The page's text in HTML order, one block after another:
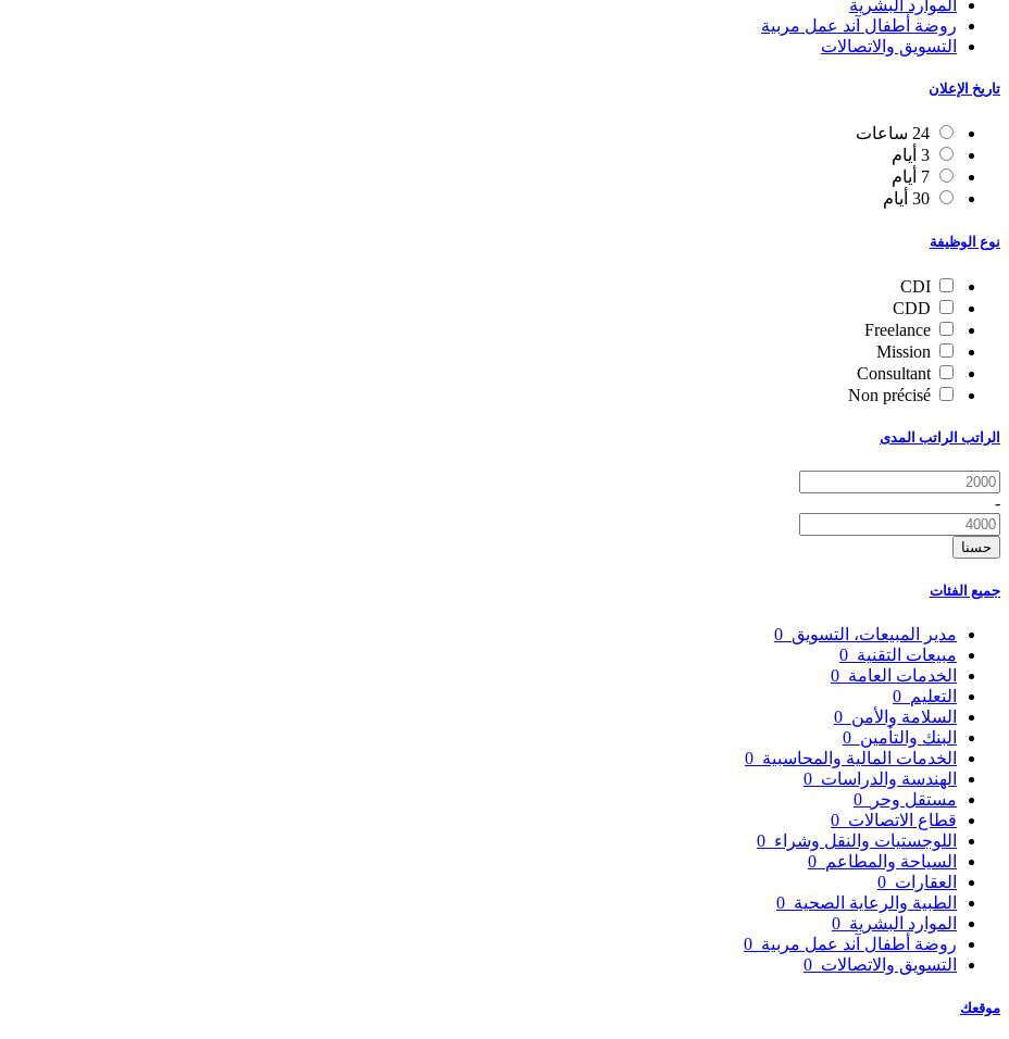
الموارد البشرية
روضة أطفال آند عمل مربية
التسويق والاتصالات
تاريخ الإعلان
24 ساعات
3 أيام
7 أيام
30 أيام
نوع الوظيفة
CDI
CDD
Freelance
Mission
Consultant
Non précisé
الراتب الراتب المدى
-
حسنا
جميع الفئات
مدير المبيعات، التسويق
مبيعات التقنية
الخدمات العامة
التعليم
السلامة والأمن
البنك والتأمين
الخدمات المالية والمحاسبية
الهندسة والدراسات
مستقل وحر
قطاع الاتصالات
اللوجستيات والنقل وشراء
السياحة والمطاعم
العقارات
الطبية والرعاية الصحية
الموارد البشرية
روضة أطفال آند عمل مربية
التسويق والاتصالات
موقعك